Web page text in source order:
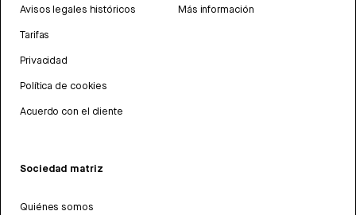
Avisos legales históricos
Tarifas
Privacidad
Política de cookies
Acuerdo con el cliente
Más información
Sociedad matriz
Quiénes somos